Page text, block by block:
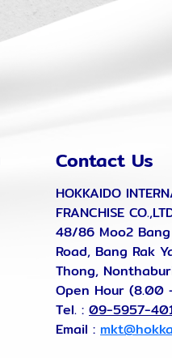
Contact Us
HOKKAIDO
FRANCHISE
48/86 Moo2
Road, Bang Rak
Thong,
Open Hour (8.00
Tel. : 09-5957-
Email :